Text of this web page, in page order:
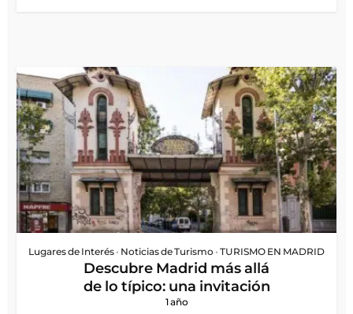
Lugares de Interés • Noticias de Turismo • TURISMO EN MADRID
Descubre Madrid más allá
de lo típico: una invitación
1 año